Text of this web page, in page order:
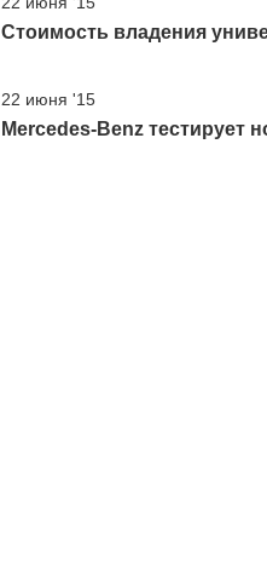
Стоимость владения
22 июня '15
Mercedes-Benz тестирует